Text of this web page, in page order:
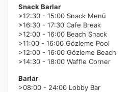
Snack Barlar
>12:30 - 15:00 Snack Menü
>16:30 - 17:30 Cafe Break
>12:00 - 16:00 Beach Snack
>11:00 - 16:00 Gözleme Pool
>12:00 - 16:00 Gözleme Beach
>14:30 - 18:00 Waffle Corner
Barlar
>08:00 - 24:00 Lobby Bar